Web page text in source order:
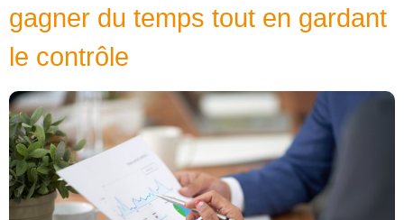
gagner du temps tout en gardant
le contrôle